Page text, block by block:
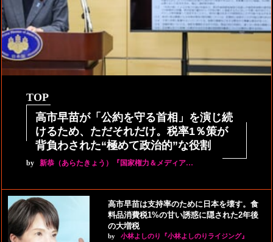
TOP
高市早苗が「公約を守る首相」を演じ続
けるため、ただそれだけ。税率1％策が
背負わされた“極めて政治的”な役割
by 新恭（あらたきょう）『国家権力＆メディア…
高市早苗は支持率のために日本を壊す。食
料品消費税1%の甘い誘惑に隠された2年後
の大増税
by 小林よしのり『小林よしのりライジング』